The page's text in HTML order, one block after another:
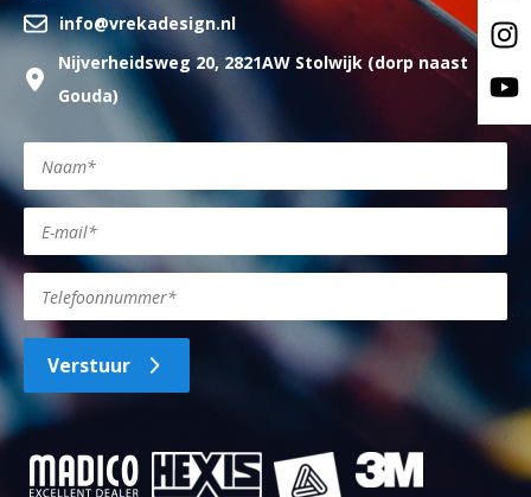
info@vrekadesign.nl
Nijverheidsweg 20, 2821AW Stolwijk (dorp naast
Gouda)
Verstuur